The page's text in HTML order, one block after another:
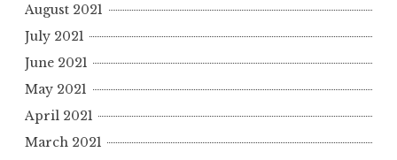
August 2021
July 2021
June 2021
May 2021
April 2021
March 2021